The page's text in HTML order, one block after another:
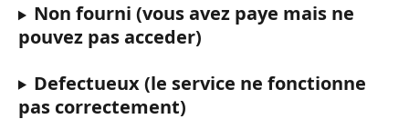
Non fourni (vous avez paye mais ne
pouvez pas acceder)
Defectueux (le service ne fonctionne
pas correctement)